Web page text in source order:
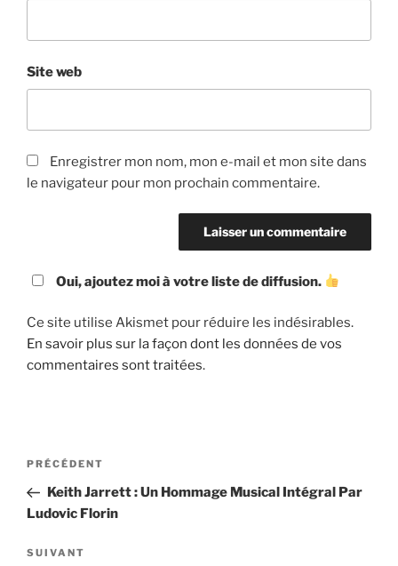
Site web
Enregistrer mon nom, mon e-mail et mon site dans
le navigateur pour mon prochain commentaire.
Oui, ajoutez moi à votre liste de diffusion.
Ce site utilise Akismet pour réduire les indésirables.
En savoir plus sur la façon dont les données de vos
commentaires sont traitées.
Navigation
l’article
Article
précédent
PRÉCÉDENT
Keith Jarrett : Un Hommage Musical Intégral Par
Ludovic Florin
Article
SUIVANT